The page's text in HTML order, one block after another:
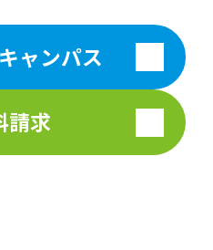
ャンパス
請求